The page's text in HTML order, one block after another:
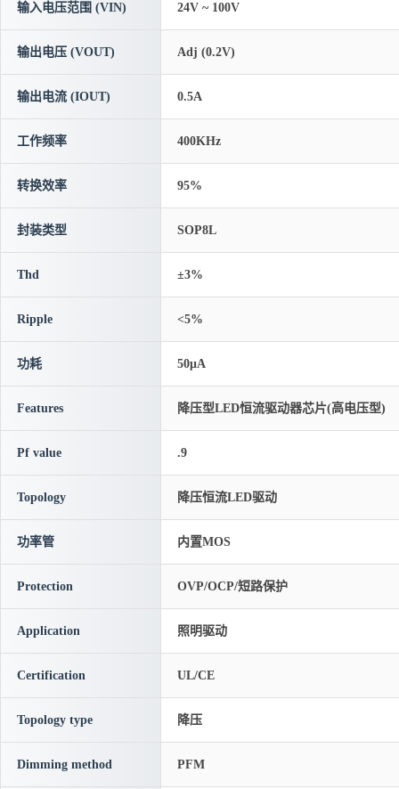
输入电压范围 (VIN) 24V ~ 100V
输出电压 (VOUT) Adj (0.2V)
输出电流 (IOUT) 0.5A
工作频率 400KHz
转换效率 95%
封装类型 SOP8L
Thd ±3%
Ripple <5%
功耗 50μA
Features 降压型LED恒流驱动器芯片(高电压型)
Pf value .9
Topology 降压恒流LED驱动
功率管 内置MOS
Protection OVP/OCP/短路保护
Application 照明驱动
Certification UL/CE
Topology type 降压
Dimming method PFM